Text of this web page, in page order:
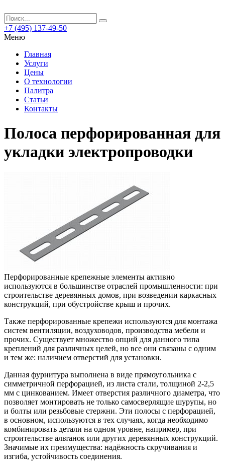
+7 (495) 137-49-50
Меню
Главная
Услуги
Цены
О технологии
Палитра
Статьи
Контакты
Полоса перфорированная для
укладки электропроводки
Перфорированные крепежные элементы активно
используются в большинстве отраслей промышленности: при
строительстве деревянных домов, при возведении каркасных
конструкций, при обустройстве крыш и прочих.
Также перфорированные крепежи используются для монтажа
систем вентиляции, воздуховодов, производства мебели и
прочих. Существует множество опций для данного типа
креплений для различных целей, но все они связаны с одним
и тем же: наличием отверстий для установки.
Данная фурнитура выполнена в виде прямоугольника с
симметричной перфорацией, из листа стали, толщиной 2-2,5
мм с цинкованием. Имеет отверстия различного диаметра, что
позволяет монтировать не только самосверлящие шурупы, но
и болты или резьбовые стержни. Эти полосы с перфорацией,
в основном, используются в тех случаях, когда необходимо
комбинировать детали на одном уровне, например, при
строительстве альтанок или других деревянных конструкций.
Значимые их преимущества: надёжность скручивания и
изгиба, устойчивость соединения.